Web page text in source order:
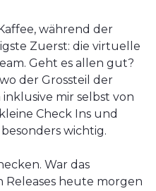
während der
Zuerst: die virtuelle
Geht es allen gut?
der Grossteil der
mir selbst von
Check Ins und
wichtig.
War das
heute morgen